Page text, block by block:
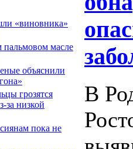
«виновника»
масле
объяснили
грозятся
за низкой
пока не
В